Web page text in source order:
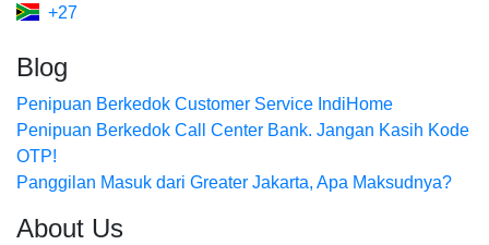
+27
Blog
Penipuan Berkedok Customer Service IndiHome
Penipuan Berkedok Call Center Bank. Jangan Kasih Kode
OTP!
Panggilan Masuk dari Greater Jakarta, Apa Maksudnya?
About Us